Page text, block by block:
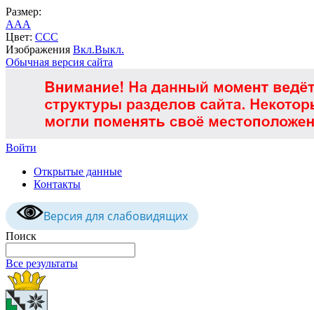
Размер:
AAA
Цвет: CCC
Изображения Вкл.Выкл.
Обычная версия сайта
Войти
Открытые данные
Контакты
Версия для слабовидящих
Поиск
Все результаты